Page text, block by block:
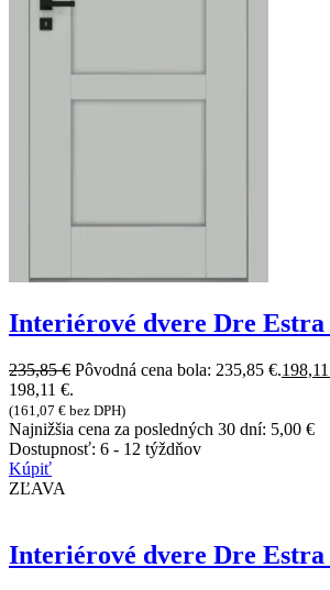
Interiérové dvere Dre Estra
235,85€ Pôvodná cena bola: 235,85 €.198,11
198,11 €.
(161,07 € bez DPH)
Najnižšia cena za posledných 30 dní: 5,00 €
Dostupnosť: 6 - 12 týždňov
Kúpiť
ZĽAVA
Interiérové dvere Dre Estra